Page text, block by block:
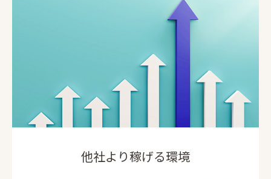
他社より稼げる環境